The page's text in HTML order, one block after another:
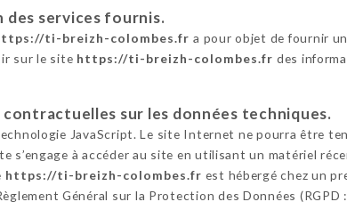
des services fournis.
ti-breizh-colombes.fr a pour objet de fournir
sur le site https://ti-breizh-colombes.fr des
sur les données techniques.
JavaScript. Le site Internet ne pourra être
s’engage à accéder au site en utilisant un matériel
https://ti-breizh-colombes.fr est hébergé chez un
Général sur la Protection des Données (RGPD